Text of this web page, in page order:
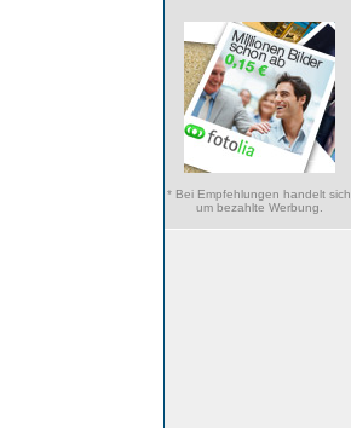
* Bei Empfehlungen handelt sich
um bezahlte Werbung.